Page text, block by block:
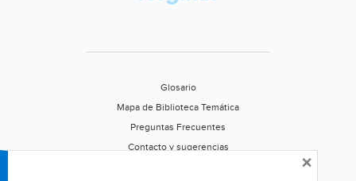
Glosario
Mapa de Biblioteca Temática
Preguntas Frecuentes
Contacto y sugerencias
×